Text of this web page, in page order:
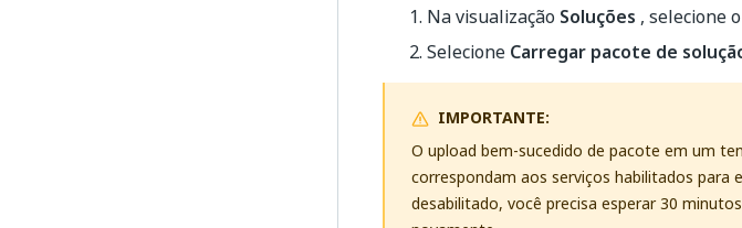
Na visualização Soluções , selecione
Selecione Carregar pacote de
IMPORTANTE:
O upload bem-sucedido de pacote em um
correspondam aos serviços habilitados para
desabilitado, você precisa esperar 30